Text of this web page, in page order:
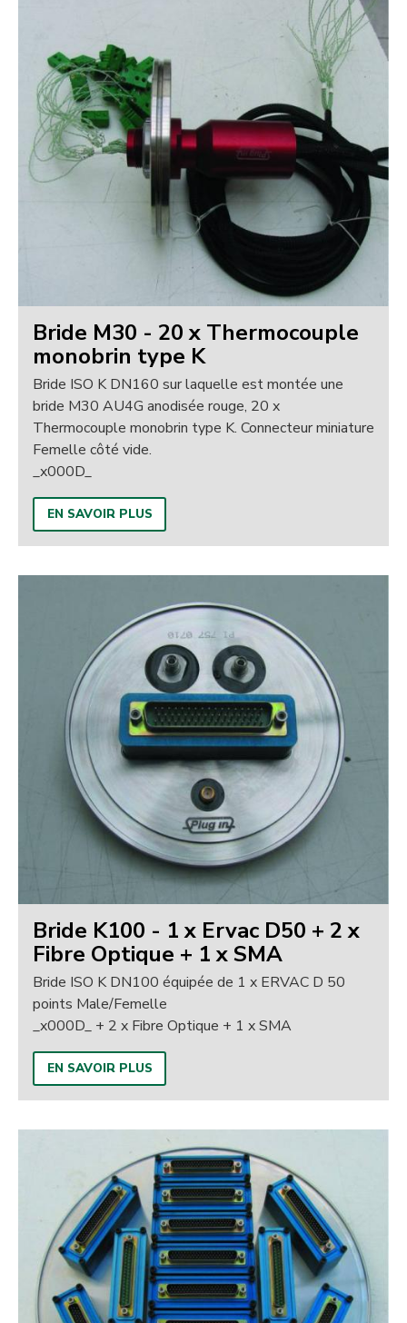
Bride M30 - 20 x Thermocouple
monobrin type K
Bride ISO K DN160 sur laquelle est montée une
bride M30 AU4G anodisée rouge, 20 x
Thermocouple monobrin type K. Connecteur miniature
Femelle côté vide.
_x000D_
EN SAVOIR PLUS
Bride K100 - 1 x Ervac D50 + 2 x
Fibre Optique + 1 x SMA
Bride ISO K DN100 équipée de 1 x ERVAC D 50
points Male/Femelle
_x000D_ + 2 x Fibre Optique + 1 x SMA
EN SAVOIR PLUS